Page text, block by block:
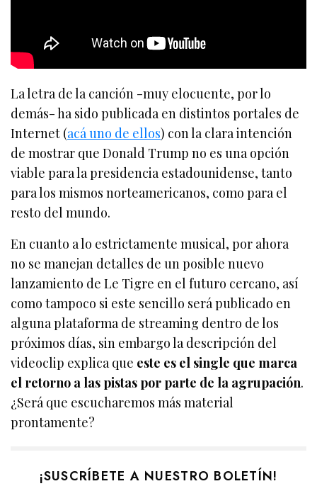
La letra de la canción -muy elocuente, por lo
demás- ha sido publicada en distintos portales de
Internet (acá uno de ellos) con la clara intención
de mostrar que Donald Trump no es una opción
viable para la presidencia estadounidense, tanto
para los mismos norteamericanos, como para el
resto del mundo.
En cuanto a lo estrictamente musical, por ahora
no se manejan detalles de un posible nuevo
lanzamiento de Le Tigre en el futuro cercano, así
como tampoco si este sencillo será publicado en
alguna plataforma de streaming dentro de los
próximos días, sin embargo la descripción del
videoclip explica que este es el single que marca
el retorno a las pistas por parte de la agrupación.
¿Será que escucharemos más material
prontamente?
¡SUSCRÍBETE A NUESTRO BOLETÍN!